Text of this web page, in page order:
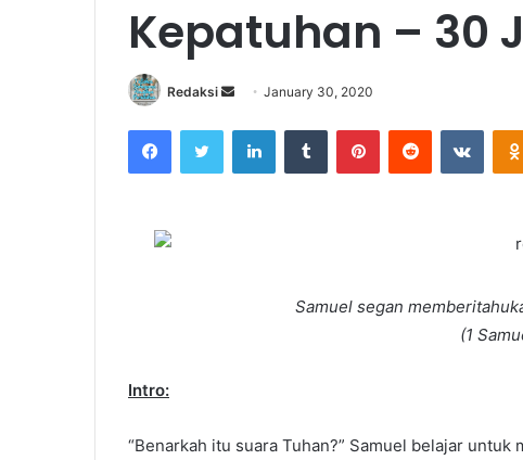
Kepatuhan – 30
Redaksi
d
January 30, 2020
Samuel segan
(1
Intro:
“Benarkah itu suara Tuhan?” Samuel belajar